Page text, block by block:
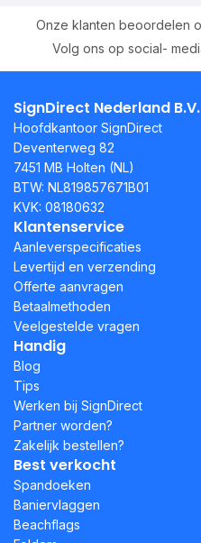
Onze klanten beoordelen
Volg ons op social-
SignDirect Nederland B.V.
Hoofdkantoor SignDirect
Deventerweg 82
7451 MB Holten (NL)
BTW: NL819857671B01
KVK: 08180632
Klantenservice
Aanleverspecificaties
Levertijd en verzending
Offerte aanvragen
Betaalmethoden
Veelgestelde vragen
Handig
Blog
Tips
Werken bij SignDirect
Partner worden?
Zakelijk bestellen?
Best verkocht
Spandoeken
Baniervlaggen
Beachflags